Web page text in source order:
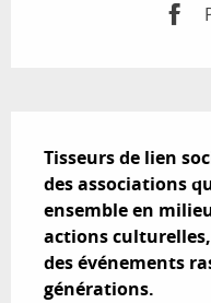
Tisseurs de lien
des associations
ensemble en
actions
des événements
générations.